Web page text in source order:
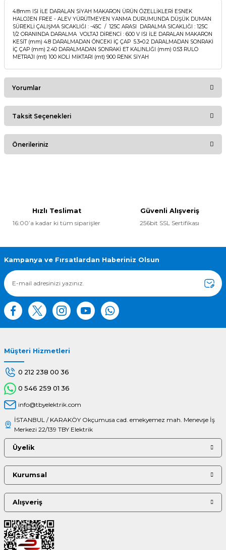
4.8mm ISI İLE DARALAN SİYAH MAKARON ÜRÜN ÖZELLİKLERİ ESNEK
HALOJEN FREE - ALEV YÜRÜTMEYEN YANMA DURUMUNDA DÜŞÜK DUMAN
SÜREKLİ ÇALIŞMA SICAKLIĞI : -45C / 125C ARASI DARALMA SICAKLIĞI : 125C
1/2 ORANINDA DARALMA VOLTAJ DİRENCİ : 600 V ISI İLE DARALAN MAKARON
KESİT (mm) 4.8 DARALMADAN ÖNCEKİ İÇ ÇAP 5.3+0.2 DARALMADAN SONRAKİ
İÇ ÇAP (mm) 2.40 DARALMADAN SONRAKİ ET KALINLIĞI (mm) 0.53 RULO
METRAJI (mt) 100 KOLİ MİKTARI (mt) 900 RENK SİYAH
Yorumlar
Bu ürüne ilk yorumu siz yapın!
Taksit Seçenekleri
Önerileriniz
Ürün bilgilerinde hatalar bulunuyor.
Ürün fiyatı diğer sitelerden daha pahalı.
Bu ürüne benzer farklı alternatifler olmalı.
Hızlı Teslimat
16:00’a kadar ki tüm siparişler
Güvenli Alışveriş
256bit SSL Sertifikası
Kampanya ve Fırsatlardan Haberiniz Olsun
Müşteri Hizmetleri
0 212 238 00 36
0 546 259 01 36
info@tbyelektrik.com
İSTANBUL / KARAKÖY Okçumusa cad. emekyemez mah. Menevşe İş
Merkezi 22/139 TBY Elektrik
Üyelik
Kurumsal
Alışveriş